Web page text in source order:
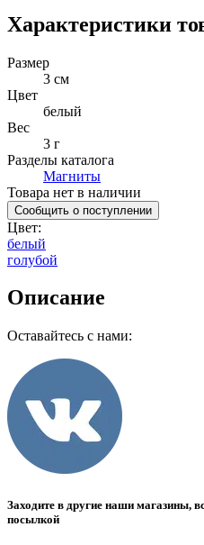
Характеристики
Размер
3 см
Цвет
белый
Вес
3 г
Разделы каталога
Магниты
Товара нет в наличии
Сообщить о поступлении
Цвет:
белый
голубой
Описание
Оставайтесь с нами:
Заходите в другие наши магазины,
посылкой